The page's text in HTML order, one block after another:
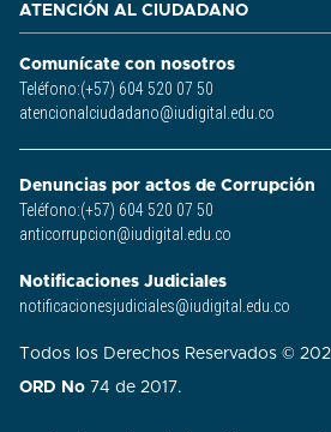
ATENCIÓN AL CIUDADANO
Comunícate con nosotros
Teléfono:(+57) 604 520 07 50
atencionalciudadano@iudigital.edu.co
Denuncias por actos de Corrupción
Teléfono:(+57) 604 520 07 50
anticorrupcion@iudigital.edu.co
Notificaciones Judiciales
notificacionesjudiciales@iudigital.edu.co
Todos los Derechos Reservados ©
ORD No 74 de 2017.